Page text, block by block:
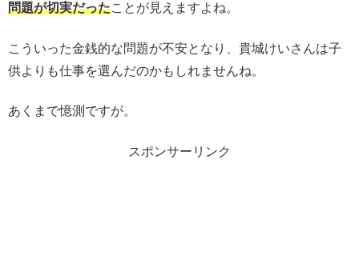
問題が切実だったことが見えますよね。
こういった金銭的な問題が不安となり、貴城けいさんは子
供よりも仕事を選んだのかもしれませんね。
あくまで憶測ですが。
スポンサーリンク